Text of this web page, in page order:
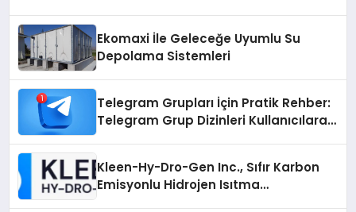
Ekomaxi İle Geleceğe Uyumlu Su
Depolama Sistemleri
Telegram Grupları İçin Pratik Rehber:
Telegram Grup Dizinleri Kullanıcılara
Kleen-Hy-Dro-Gen Inc., Sıfır Karbon
Emisyonlu Hidrojen Isıtma